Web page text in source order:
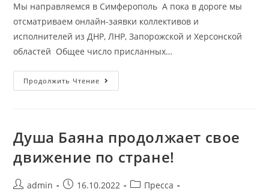
Мы направляемся в Симферополь А пока в дороге мы
отсматриваем онлайн-заявки коллективов и
исполнителей из ДНР, ЛНР, Запорожской и Херсонской
областей Общее число присланных…
Продолжить Чтение
Душа Баяна продолжает свое
движение по стране!
admin 16.10.2022
Пресса